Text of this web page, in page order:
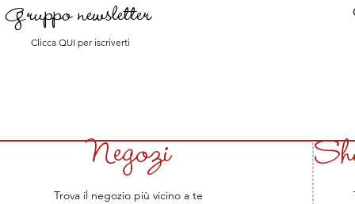
Gruppo newsletter
Clicca QUI per iscriverti
Negozi
Trova il negozio più vicino a te